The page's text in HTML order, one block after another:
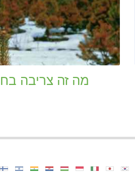
מה זה צריבה